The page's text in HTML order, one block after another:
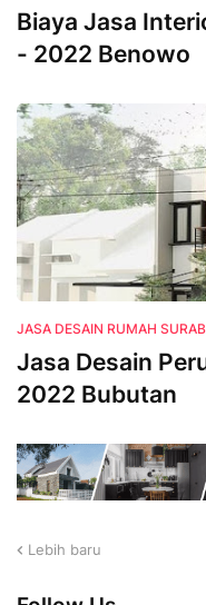
Biaya Jasa
- 2022 Benowo
JASA DESAIN RUMAH
Jasa Desain
2022 Bubutan
Lebih baru